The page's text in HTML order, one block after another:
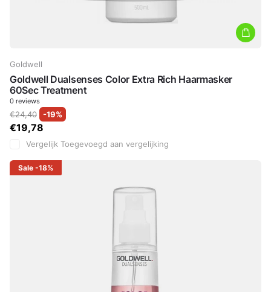
Goldwell
Goldwell Dualsenses Color Extra Rich Haarmasker
60Sec Treatment
0 reviews
€24,40 -19%
€19,78
Vergelijk Toegevoegd aan vergelijking
Sale -18%